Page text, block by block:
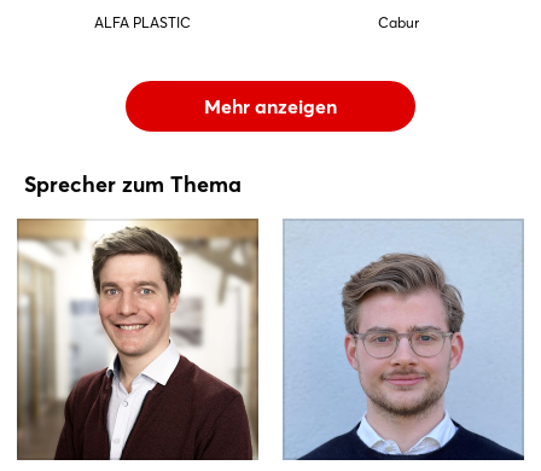
ALFA PLASTIC Cabur
Mehr anzeigen
Sprecher zum Thema